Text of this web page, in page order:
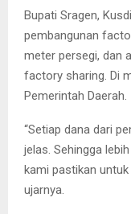
Bupati Sragen,
pembangunan
meter persegi, dan
factory sharing. Di
Pemerintah Daerah.
“Setiap dana dari
jelas. Sehingga
kami pastikan untuk
ujarnya.